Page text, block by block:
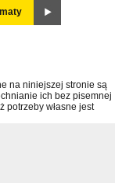
na niniejszej stronie są
ich bez pisemnej
potrzeby własne jest